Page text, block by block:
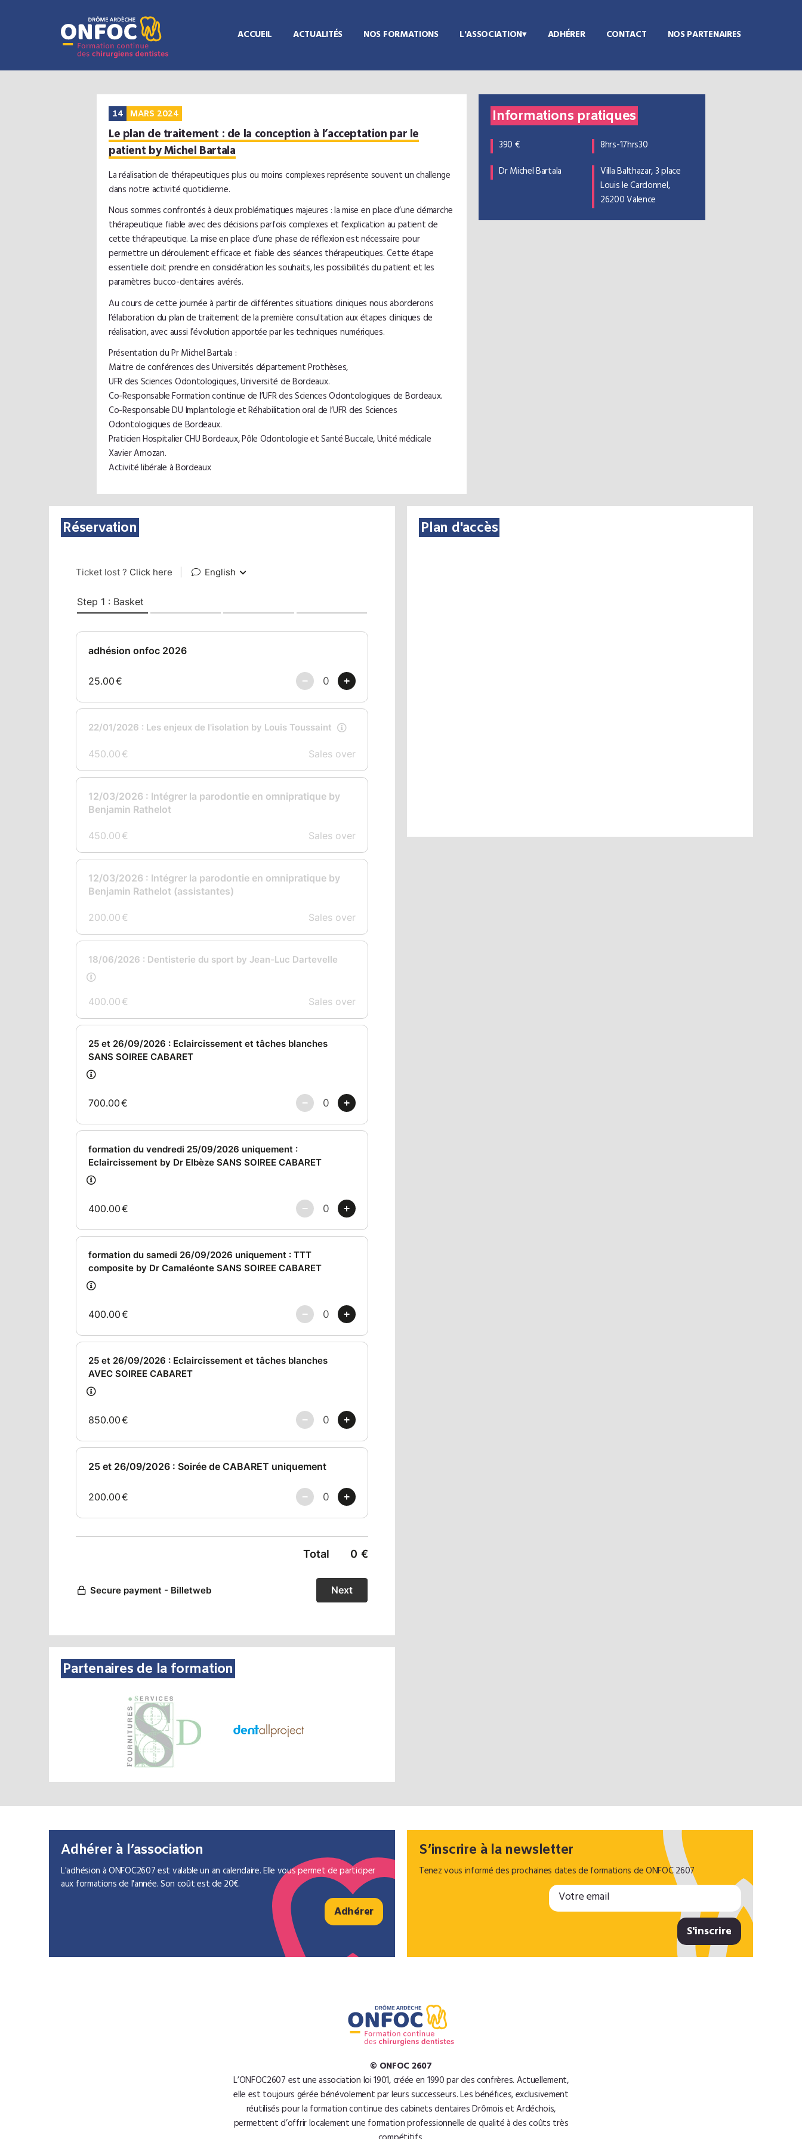
ACCUEIL ACTUALITÉS NOS FORMATIONS L'ASSOCIATION ADHÉRER CONTACT NOS PARTENAIRES
14 MARS 2024
Le plan de traitement : de la conception à l’acceptation par le
patient by Michel Bartala
La réalisation de thérapeutiques plus ou moins complexes représente souvent un challenge
dans notre activité quotidienne.
Nous sommes confrontés à deux problématiques majeures : la mise en place d’une démarche
thérapeutique fiable avec des décisions parfois complexes et l’explication au patient de
cette thérapeutique. La mise en place d’une phase de réflexion est nécessaire pour
permettre un déroulement efficace et fiable des séances thérapeutiques. Cette étape
essentielle doit prendre en considération les souhaits, les possibilités du patient et les
paramètres bucco-dentaires avérés.
Au cours de cette journée à partir de différentes situations cliniques nous aborderons
l’élaboration du plan de traitement de la première consultation aux étapes cliniques de
réalisation, avec aussi l’évolution apportée par les techniques numériques.
Présentation du Pr Michel Bartala :
Maitre de conférences des Universités département Prothèses,
UFR des Sciences Odontologiques, Université de Bordeaux.
Co-Responsable Formation continue de l’UFR des Sciences Odontologiques de Bordeaux.
Co-Responsable DU Implantologie et Réhabilitation oral de l’UFR des Sciences
Odontologiques de Bordeaux.
Praticien Hospitalier CHU Bordeaux, Pôle Odontologie et Santé Buccale, Unité médicale
Xavier Arnozan.
Activité libérale à Bordeaux
Informations pratiques
390 €
8hrs-17hrs30
Dr Michel Bartala
Villa Balthazar, 3 place
Louis le Cardonnel,
26200 Valence
Réservation
Partenaires de la formation
Plan d'accès
Adhérer à l’association
L'adhésion à ONFOC2607 est valable un an calendaire. Elle vous permet de participer
aux formations de l'année. Son coût est de 20€.
Adhérer
S’inscrire à la newsletter
Tenez vous informé des prochaines dates de formations de ONFOC 2607
© ONFOC 2607
L’ONFOC2607 est une association loi 1901, créée en 1990 par des confrères. Actuellement,
elle est toujours gérée bénévolement par leurs successeurs. Les bénéfices, exclusivement
réutilisés pour la formation continue des cabinets dentaires Drômois et Ardéchois,
permettent d’offrir localement une formation professionnelle de qualité à des coûts très